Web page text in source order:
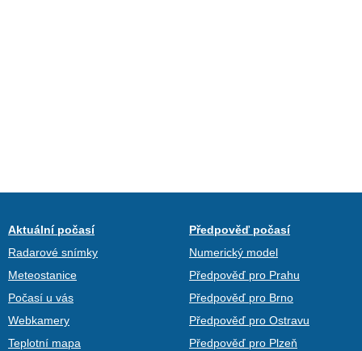
Aktuální počasí
Radarové snímky
Meteostanice
Počasí u vás
Webkamery
Teplotní mapa
Předpověď počasí
Numerický model
Předpověď pro Prahu
Předpověď pro Brno
Předpověď pro Ostravu
Předpověď pro Plzeň